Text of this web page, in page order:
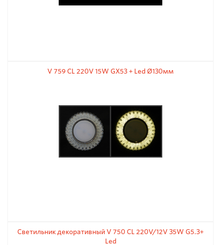
V 759 CL 220V 15W GX53 + Led Ø130мм
Светильник декоративный V 750 CL 220V/12V 35W G5.3+
Led